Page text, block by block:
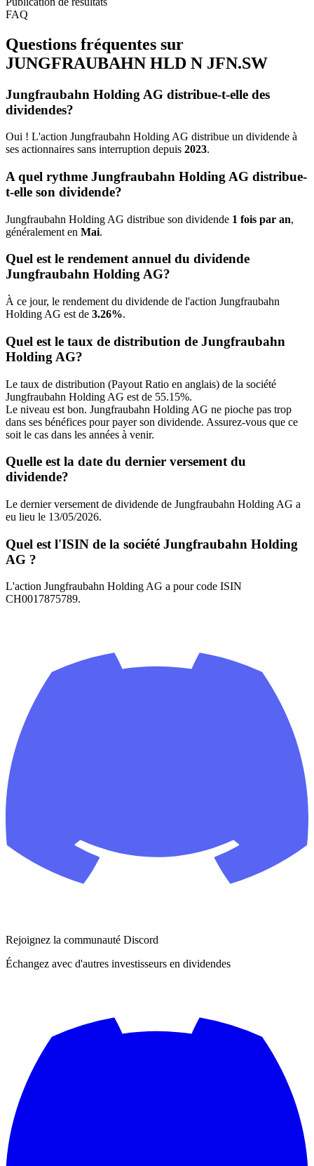
FAQ
Questions fréquentes sur
JUNGFRAUBAHN HLD N JFN.SW
Jungfraubahn Holding AG distribue-t-elle des
dividendes?
Oui ! L'action Jungfraubahn Holding AG distribue un dividende à
ses actionnaires sans interruption depuis 2023.
A quel rythme Jungfraubahn Holding AG distribue-
t-elle son dividende?
Jungfraubahn Holding AG distribue son dividende 1 fois par an,
généralement en Mai.
Quel est le rendement annuel du dividende
Jungfraubahn Holding AG?
À ce jour, le rendement du dividende de l'action Jungfraubahn
Holding AG est de 3.26%.
Quel est le taux de distribution de Jungfraubahn
Holding AG?
Le taux de distribution (Payout Ratio en anglais) de la société
Jungfraubahn Holding AG est de 55.15%.
Le niveau est bon. Jungfraubahn Holding AG ne pioche pas trop
dans ses bénéfices pour payer son dividende. Assurez-vous que ce
soit le cas dans les années à venir.
Quelle est la date du dernier versement du
dividende?
Le dernier versement de dividende de Jungfraubahn Holding AG a
eu lieu le 13/05/2026.
Quel est l'ISIN de la société Jungfraubahn Holding
AG ?
L'action Jungfraubahn Holding AG a pour code ISIN
CH0017875789.
Rejoignez la communauté Discord
Échangez avec d'autres investisseurs en dividendes